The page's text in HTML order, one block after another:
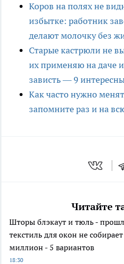
Коров на полях не
избытке: работник
делают молочку без
Старые кастрюли не
их применяю на даче
зависть — 9
Как часто нужно
запомните раз и на
Читайте
Шторы блэкаут и тюль -
текстиль для окон не
миллион - 5 вариантов
18:30